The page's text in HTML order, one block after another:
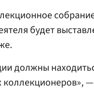
будет
должны
коллекционеров»,